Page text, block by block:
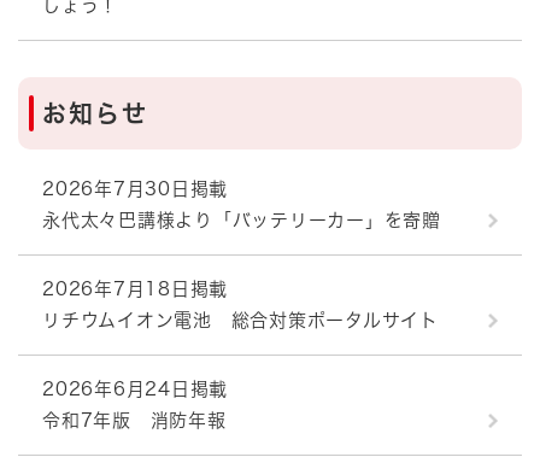
しょう！
お知らせ
2026年7月30日掲載
永代太々巴講様より「バッテリーカー」を寄贈
2026年7月18日掲載
リチウムイオン電池 総合対策ポータルサイト
2026年6月24日掲載
令和7年版 消防年報